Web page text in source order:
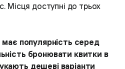
Місця доступні до трьох
має популярність серед
бронювати квитки в
дешеві варіанти